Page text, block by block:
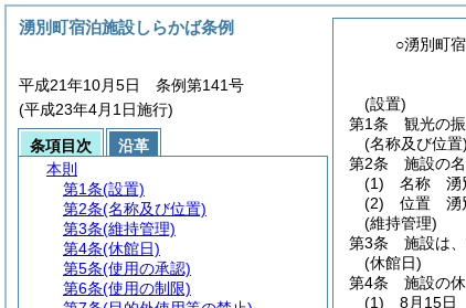
○湧別町
(設置)
第1条
観光の
(名称及び位置)
第2条
施設の
(1)
名称 湧
(2)
位置 湧
(維持管理)
第3条
施設は
(休館日)
第4条
施設の
(1)
8月15日
湧別町宿泊施設しらかば条例
平成21年10月5日 条例第141号
(平成23年4月1日施行)
条項目次
沿革
本則
第1条(設置)
第2条(名称及び位置)
第3条(維持管理)
第4条(休館日)
第5条(使用の承認)
第6条(使用の制限)